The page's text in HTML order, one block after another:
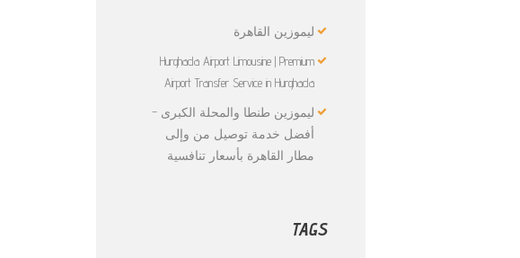
ليموزين القاهرة
Hurghada Airport Limousine | Premium
Airport Transfer Service in Hurghada
ليموزين طنطا والمحلة الكبرى –
أفضل خدمة توصيل من وإلى
مطار القاهرة بأسعار تنافسية
TAGS